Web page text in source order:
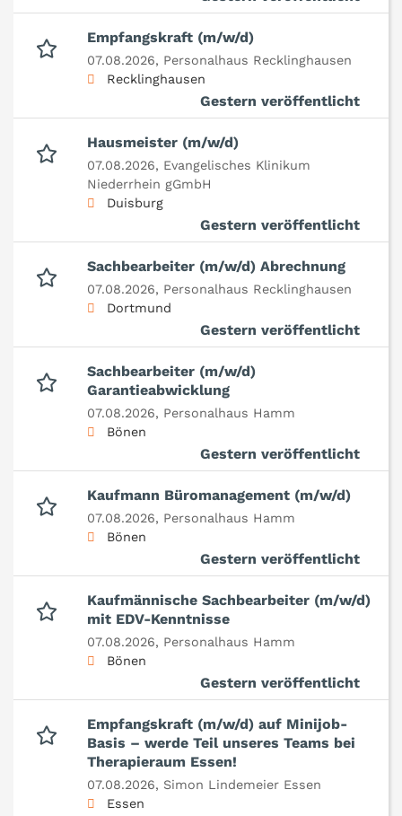
Empfangskraft (m/w/d)
07.08.2026, Personalhaus Recklinghausen
Recklinghausen
Gestern veröffentlicht
Hausmeister (m/w/d)
07.08.2026, Evangelisches Klinikum
Niederrhein gGmbH
Duisburg
Gestern veröffentlicht
Sachbearbeiter (m/w/d) Abrechnung
07.08.2026, Personalhaus Recklinghausen
Dortmund
Gestern veröffentlicht
Sachbearbeiter (m/w/d)
Garantieabwicklung
07.08.2026, Personalhaus Hamm
Bönen
Gestern veröffentlicht
Kaufmann Büromanagement (m/w/d)
07.08.2026, Personalhaus Hamm
Bönen
Gestern veröffentlicht
Kaufmännische Sachbearbeiter (m/w/d)
mit EDV-Kenntnisse
07.08.2026, Personalhaus Hamm
Bönen
Gestern veröffentlicht
Empfangskraft (m/w/d) auf Minijob-
Basis – werde Teil unseres Teams bei
Therapieraum Essen!
07.08.2026, Simon Lindemeier Essen
Essen